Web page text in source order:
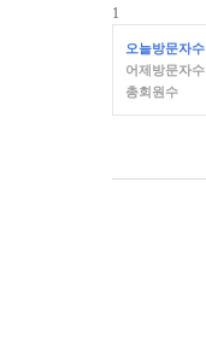
1
오늘방문자수
어제방문자수
총회원수